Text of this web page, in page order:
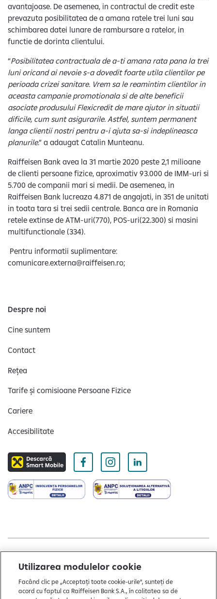
avantajoase. De asemenea, in contractul de credit este
prevazuta posibilitatea de a amana ratele trei luni sau
schimbarea datei lunare de rambursare a ratelor, in
functie de dorinta clientului.
“Posibilitatea contractuala de a-ti amana rata pana la trei
luni oricand ai nevoie s-a dovedit foarte utila clientilor pe
perioada crizei sanitare. Vrem sa le reamintim clientilor in
aceasta campanie promotionala si de alte beneficii
asociate produsului Flexicredit de mare ajutor in situatii
dificile, cum sunt asigurarile. Astfel, suntem permanent
langa clientii nostri pentru a-i ajuta sa-si indeplineasca
planurile.” a adaugat Catalin Munteanu.
Raiffeisen Bank avea la 31 martie 2020 peste 2,1 milioane
de clienti persoane fizice, aproximativ 93.000 de IMM-uri si
5.700 de companii mari si medii. De asemenea, in
Raiffeisen Bank lucreaza 4.871 de angajati, in 351 de unitati
in toata tara si trei sedii centrale. Banca are in Romania
retele extinse de ATM-uri(770), POS-uri(22.300) si masini
multifunctionale (334).
Pentru informatii suplimentare:
comunicare.externa@raiffeisen.ro;
Despre noi
Cine suntem
Contact
Rețea
Tarife și comisioane Persoane Fizice
Cariere
Accesibilitate
Termeni și condiții
Politică de utilizare cookies
Utilizarea modulelor cookie
Facând clic pe „Acceptați toate cookie-urile”, sunteți de
acord cu faptul ca Raiffeisen Bank S.A., în calitatea sa de